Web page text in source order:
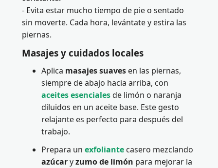
- Evita estar mucho tiempo de pie o sentado
sin moverte. Cada hora, levántate y estira las
piernas.
Masajes y cuidados locales
Aplica masajes suaves en las piernas,
siempre de abajo hacia arriba, con
aceites esencialesde limón o naranja
diluidos en un aceite base. Este gesto
relajante es perfecto para después del
trabajo.
Prepara un exfoliante casero mezclando
azúcaryzumo de limón para mejorar la